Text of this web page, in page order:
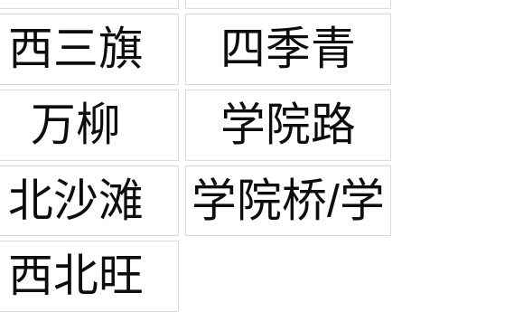
西三旗
四季青
万柳
学院路
北沙滩
学院桥/学
西北旺